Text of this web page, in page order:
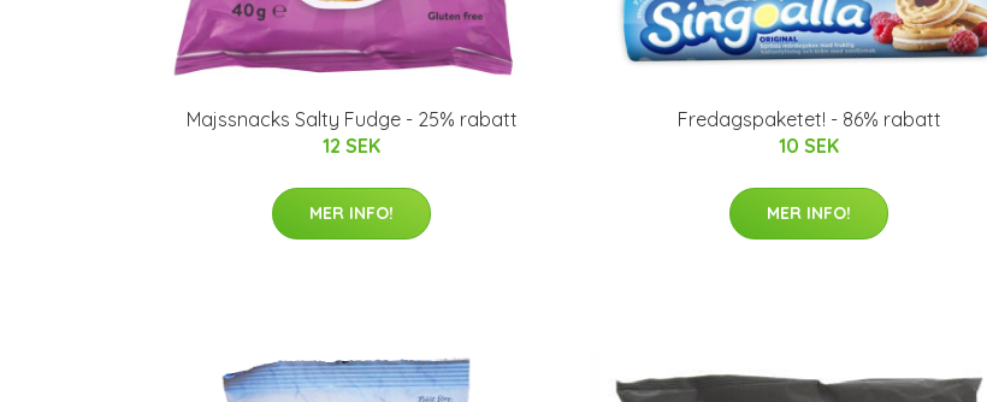
Majssnacks Salty Fudge - 25% rabatt
12 SEK
MER INFO!
Fredagspaketet! - 86% rabatt
10 SEK
MER INFO!